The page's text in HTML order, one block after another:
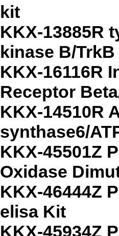
kit
KKX-13885R
kinase B/
KKX-16116R
Receptor
KKX-14510R
synthase6/
KKX-45501Z
Oxidase
KKX-46444Z
elisa Kit
KKX-45934Z